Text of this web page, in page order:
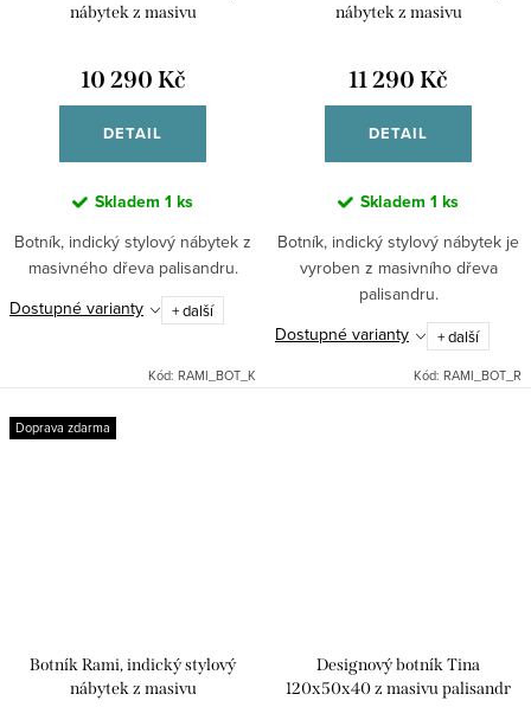
nábytek z masivu
10 290 Kč
DETAIL
Skladem 1 ks
Botník, indický stylový nábytek z
masivného dřeva palisandru.
Dostupné varianty
+ další
Kód: RAMI_BOT_K
nábytek z masivu
11 290 Kč
DETAIL
Skladem 1 ks
Botník, indický stylový nábytek je
vyroben z masivního dřeva
palisandru.
Dostupné varianty
+ další
Kód: RAMI_BOT_R
Doprava zdarma
Botník Rami, indický stylový
nábytek z masivu
Designový botník Tina
120x50x40 z masivu palisandr